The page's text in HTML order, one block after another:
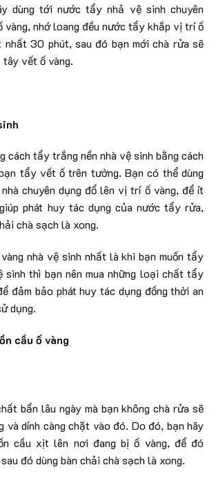
dùng tới nước tẩy nhả vệ sinh chuyên
vàng, nhớ loang đều nước tẩy khắp vị trí ố
nhất 30 phút, sau đó bạn mới chà rửa sẽ
tây vết ố vàng.
cách tẩy trắng nền nhà vệ sinh bằng cách
tẩy vết ố trên tường. Bạn có thể dùng
chuyên dụng đổ lên vị trí ố vàng, để ít
phát huy tác dụng của nước tẩy rửa,
chà sạch là xong.
nhà vệ sinh nhất là khi bạn muốn tẩy
sinh thì bạn nên mua những loại chất tẩy
đảm bảo phát huy tác dụng đồng thời an
dụng.
cầu ố vàng
bẩn lâu ngày mà bạn không chà rửa sẽ
và dính càng chặt vào đó. Do đó, bạn hãy
cầu xịt lên nơi đang bị ố vàng, để đó
đó dùng bàn chải chà sạch là xong.